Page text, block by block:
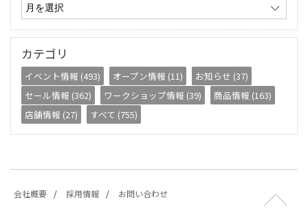
カテゴリ
イベント情報 (493) オープン情報 (11)
お知らせ (37)
セール情報 (362)
ワークショップ情報 (39)
商品情報 (163)
店舗情報 (27)
すべて (755)
会社概要 採用情報 お問い合わせ